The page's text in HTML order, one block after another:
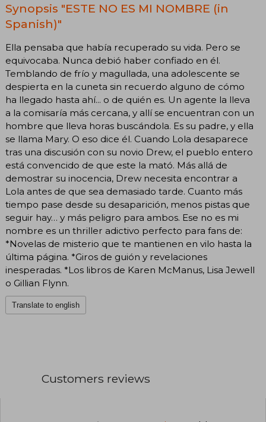
Synopsis "ESTE NO ES MI NOMBRE (in
Spanish)"
Ella pensaba que había recuperado su vida. Pero se
equivocaba. Nunca debió haber confiado en él.
Temblando de frío y magullada, una adolescente se
despierta en la cuneta sin recuerdo alguno de cómo
ha llegado hasta ahí... o de quién es. Un agente la lleva
a la comisaría más cercana, y allí se encuentran con un
hombre que lleva horas buscándola. Es su padre, y ella
se llama Mary. O eso dice él. Cuando Lola desaparece
tras una discusión con su novio Drew, el pueblo entero
está convencido de que este la mató. Más allá de
demostrar su inocencia, Drew necesita encontrar a
Lola antes de que sea demasiado tarde. Cuanto más
tiempo pase desde su desaparición, menos pistas que
seguir hay… y más peligro para ambos. Ese no es mi
nombre es un thriller adictivo perfecto para fans de:
*Novelas de misterio que te mantienen en vilo hasta la
última página. *Giros de guión y revelaciones
inesperadas. *Los libros de Karen McManus, Lisa Jewell
o Gillian Flynn.
Translate to english
Customers reviews